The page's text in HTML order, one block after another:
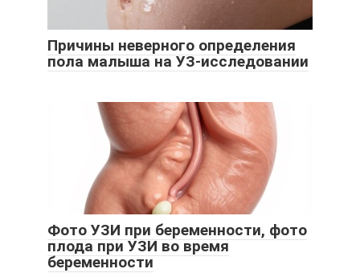
Причины неверного определения
пола малыша на УЗ-исследовании
Фото УЗИ при беременности, фото
плода при УЗИ во время
беременности